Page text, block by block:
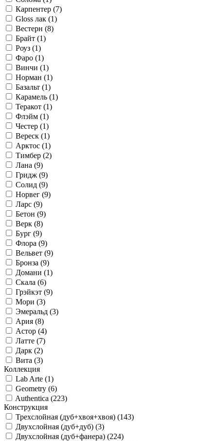
Карпентер (7)
Gloss лак (1)
Вестерн (8)
Брайт (1)
Роуз (1)
Фаро (1)
Винчи (1)
Норман (1)
Базальт (1)
Карамель (1)
Теракот (1)
Флэйм (1)
Честер (1)
Вереск (1)
Арктос (1)
Тимбер (2)
Лана (9)
Гридж (9)
Солид (9)
Норвег (9)
Ларс (9)
Бетон (9)
Верк (8)
Бург (9)
Флора (9)
Вельвет (9)
Бронза (9)
Домани (1)
Скала (6)
Грэйкэт (9)
Мори (3)
Эмеральд (3)
Ария (8)
Астор (4)
Латте (7)
Дарк (2)
Вита (3)
Коллекция
Lab Arte (1)
Geometry (6)
Authentica (223)
Конструкция
Трехслойная (дуб+хвоя+хвоя) (143)
Двухслойная (дуб+дуб) (3)
Двухслойная (дуб+фанера) (224)